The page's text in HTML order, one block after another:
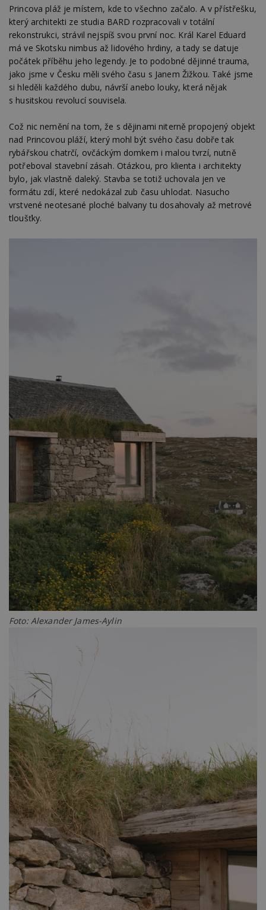
Princova pláž je místem, kde to všechno začalo. A v přístřešku,
který architekti ze studia BARD rozpracovali v totální
rekonstrukci, strávil nejspíš svou první noc. Král Karel Eduard
má ve Skotsku nimbus až lidového hrdiny, a tady se datuje
počátek příběhu jeho legendy. Je to podobné dějinné trauma,
jako jsme v Česku měli svého času s Janem Žižkou. Také jsme
si hleděli každého dubu, návrší anebo louky, která nějak
s husitskou revolucí souvisela.
Což nic nemění na tom, že s dějinami niterně propojený objekt
nad Princovou pláží, který mohl být svého času dobře tak
rybářskou chatrčí, ovčáckým domkem i malou tvrzí, nutně
potřeboval stavební zásah. Otázkou, pro klienta i architekty
bylo, jak vlastně daleký. Stavba se totiž uchovala jen ve
formátu zdí, které nedokázal zub času uhlodat. Nasucho
vrstvené neotesané ploché balvany tu dosahovaly až metrové
tloušťky.
Foto: Alexander James-Aylin